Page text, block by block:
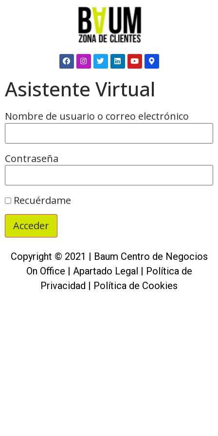
Asistente Virtual
Nombre de usuario o correo electrónico
Contraseña
Recuérdame
Copyright © 2021 | Baum Centro de Negocios
On Office | Apartado Legal | Política de
Privacidad | Política de Cookies